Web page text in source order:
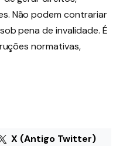
Não podem contrariar
pena de invalidade. É
normativas,
X (Antigo Twitter)